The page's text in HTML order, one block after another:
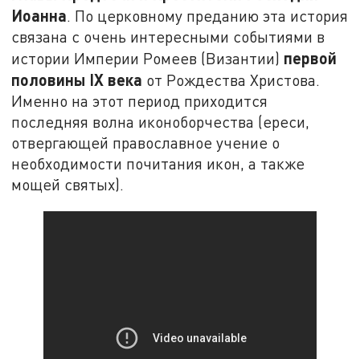
Иоанна. По церковному преданию эта история
связана с очень интересными событиями в
истории Империи Ромеев (Византии) первой
половины IX века от Рождества Христова.
Именно на этот период приходится
последняя волна иконоборчества (ереси,
отвергающей православное учение о
необходимости почитания икон, а также
мощей святых).